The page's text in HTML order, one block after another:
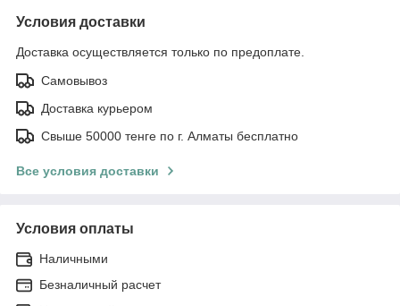
Условия доставки
Доставка осуществляется только по предоплате.
Самовывоз
Доставка курьером
Свыше 50000 тенге по г. Алматы бесплатно
Все условия доставки
Условия оплаты
Наличными
Безналичный расчет